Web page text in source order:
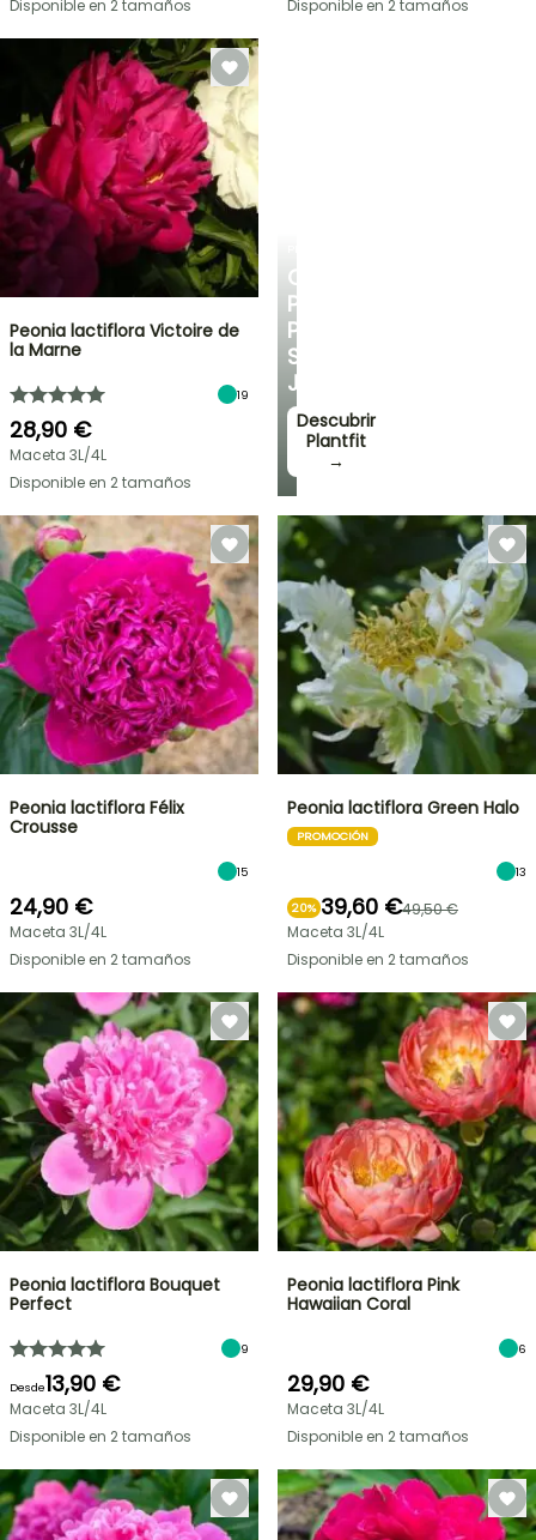
CONSEJOS
PERSONALIZADOS
PARA
SU
JARDÍN
Descubrir
Plantfit
→
Disponible en 2 tamaños Disponible en 2 tamaños
Peonia lactiflora Victoire de
la Marne
19
28,90 €
Maceta 3L/4L
Disponible en 2 tamaños
Peonia lactiflora Félix
Crousse
15
24,90 €
Maceta 3L/4L
Disponible en 2 tamaños
Peonia lactiflora Green Halo
PROMOCIÓN
13
20% 39,60 €49,50 €
Maceta 3L/4L
Disponible en 2 tamaños
Peonia lactiflora Bouquet
Perfect
9
Desde13,90 €
Maceta 3L/4L
Disponible en 2 tamaños
Peonia lactiflora Pink
Hawaiian Coral
6
29,90 €
Maceta 3L/4L
Disponible en 2 tamaños